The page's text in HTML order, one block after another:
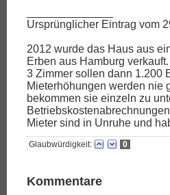
Ursprünglicher Eintrag vom
2012 wurde das Haus aus
Erben aus Hamburg
3 Zimmer sollen dann 1.200
Mieterhöhungen werden nie
bekommen sie einzeln zu
Mieter sind in Unruhe und
Glaubwürdigkeit: 0
Kommentare